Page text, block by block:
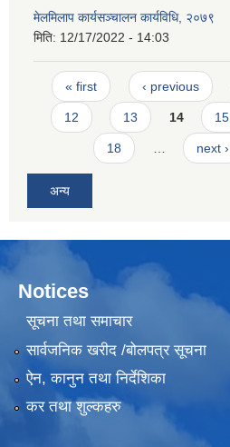
मेलमिलाप कार्यसञ्चालन कार्यविधि, २०७९
मिति: 12/17/2022 - 14:03
Pages
« first ‹ previous
12 13 14 15
18 … next ›
अन्य
Notices
सूचना तथा समाचार
सार्वजनिक खरीद /बोलपत्र सूचना
ऐन, कानुन तथा निर्देशिका
कर तथा शुल्कहरु